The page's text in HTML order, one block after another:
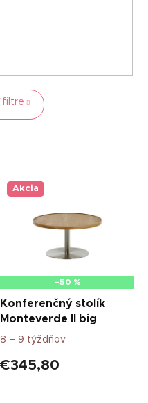
filtre
Akcia
–50 %
Konferenčný stolík
Monteverde II big
8 – 9 týždňov
€345,80